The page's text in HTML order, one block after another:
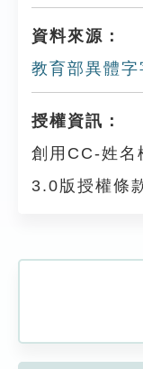
資料來源：
教育部異體字
授權資訊：
創用CC-姓名
3.0版授權條